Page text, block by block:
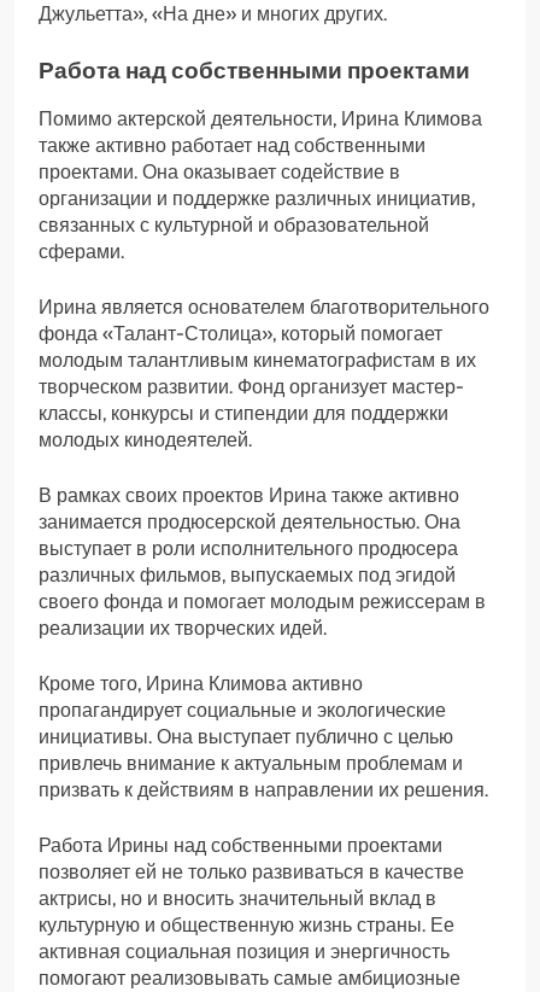
Джульетта», «На дне» и многих других.
Работа над собственными проектами
Помимо актерской деятельности, Ирина Климова
также активно работает над собственными
проектами. Она оказывает содействие в
организации и поддержке различных инициатив,
связанных с культурной и образовательной
сферами.
Ирина является основателем благотворительного
фонда «Талант-Столица», который помогает
молодым талантливым кинематографистам в их
творческом развитии. Фонд организует мастер-
классы, конкурсы и стипендии для поддержки
молодых кинодеятелей.
В рамках своих проектов Ирина также активно
занимается продюсерской деятельностью. Она
выступает в роли исполнительного продюсера
различных фильмов, выпускаемых под эгидой
своего фонда и помогает молодым режиссерам в
реализации их творческих идей.
Кроме того, Ирина Климова активно
пропагандирует социальные и экологические
инициативы. Она выступает публично с целью
привлечь внимание к актуальным проблемам и
призвать к действиям в направлении их решения.
Работа Ирины над собственными проектами
позволяет ей не только развиваться в качестве
актрисы, но и вносить значительный вклад в
культурную и общественную жизнь страны. Ее
активная социальная позиция и энергичность
помогают реализовывать самые амбициозные